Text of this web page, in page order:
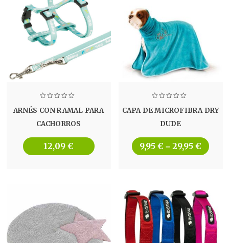
ARNÉS CON RAMAL PARA
CACHORROS
12,09 €
CAPA DE MICROFIBRA DRY
DUDE
9,95 € – 29,95 €